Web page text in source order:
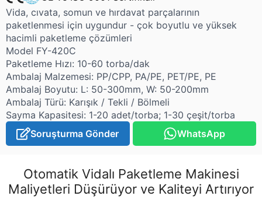
Vida, cıvata, somun ve hırdavat parçalarının
paketlenmesi için uygundur - çok boyutlu ve yüksek
hacimli paketleme çözümleri
Model FY-420C
Paketleme Hızı: 10-60 torba/dak
Ambalaj Malzemesi: PP/CPP, PA/PE, PET/PE, PE
Ambalaj Boyutu: L: 50-300mm, W: 50-200mm
Ambalaj Türü: Karışık / Tekli / Bölmeli
Sayma Kapasitesi: 1-20 adet/torba; 1-30 çeşit/torba
Soruşturma Gönder
WhatsApp
Otomatik Vidalı Paketleme Makinesi
Maliyetleri Düşürüyor ve Kaliteyi Artırıyor